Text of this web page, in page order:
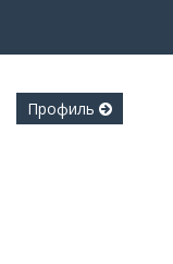
Профиль